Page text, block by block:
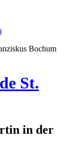
St.
in der